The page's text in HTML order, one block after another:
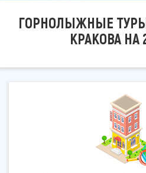
ГОРНОЛЫЖНЫЕ
КРАКОВА НА